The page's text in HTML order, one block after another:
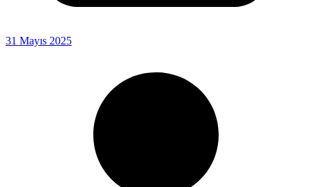
31 Mayıs 2025